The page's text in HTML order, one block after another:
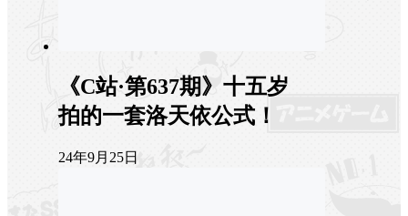
《C站·第637期》十五岁
拍的一套洛天依公式！
24年9月25日